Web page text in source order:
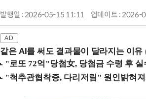
발행일 : 2026-05-15 11:11 업데이트 : 2026-
같은 AI를 써도 결과물이 달라지는 이유